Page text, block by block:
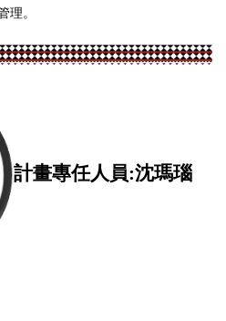
理。
計畫專任人員:沈瑪瑙